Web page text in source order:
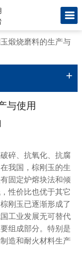
煅烧磨料的生产与
+
与使用
碎、抗氧化、抗腐
我国，棕刚玉的生
固定炉熔块法和倾
性价比也优于其它
刚玉已逐渐形成了
工业发展无可替代
组成部分。特别是
造和耐火材料生产